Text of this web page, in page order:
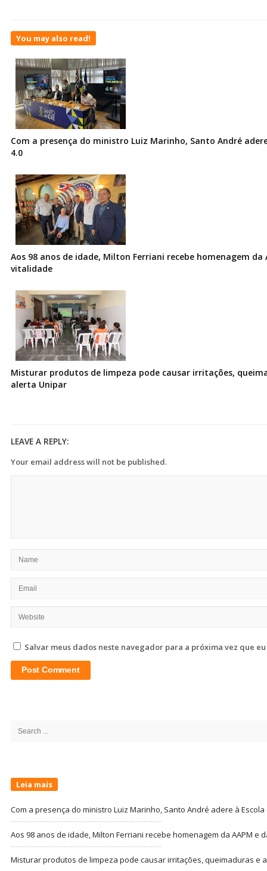
You may also read!
Com a presença do ministro Luiz Marinho, Santo André
4.0
Aos 98 anos de idade, Milton Ferriani recebe homenagem da
vitalidade
Misturar produtos de limpeza pode causar irritações,
alerta Unipar
LEAVE A REPLY:
Your email address will not be published.
Salvar meus dados neste navegador para a próxima vez que
Search
Leia mais
Com a presença do ministro Luiz Marinho, Santo André adere à
Aos 98 anos de idade, Milton Ferriani recebe homenagem da AAPM e
Misturar produtos de limpeza pode causar irritações, queimaduras e